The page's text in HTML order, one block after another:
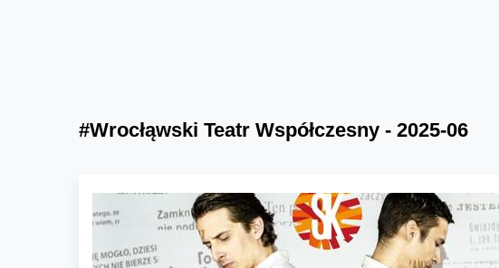
#Wrocłąwski Teatr Współczesny - 2025-06